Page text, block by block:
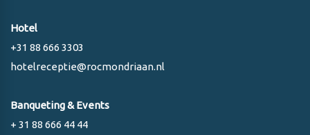
Hotel
+31 88 666 3303
hotelreceptie@rocmondriaan.nl
Banqueting & Events
+ 31 88 666 44 44